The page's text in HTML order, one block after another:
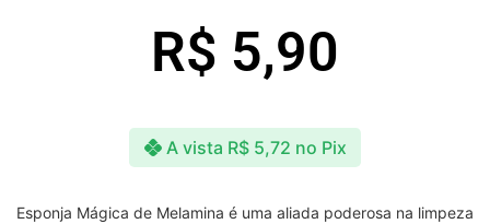
R$ 5,90
A vista R$5,72 no Pix
Esponja Mágica de Melamina é uma aliada poderosa na limpeza